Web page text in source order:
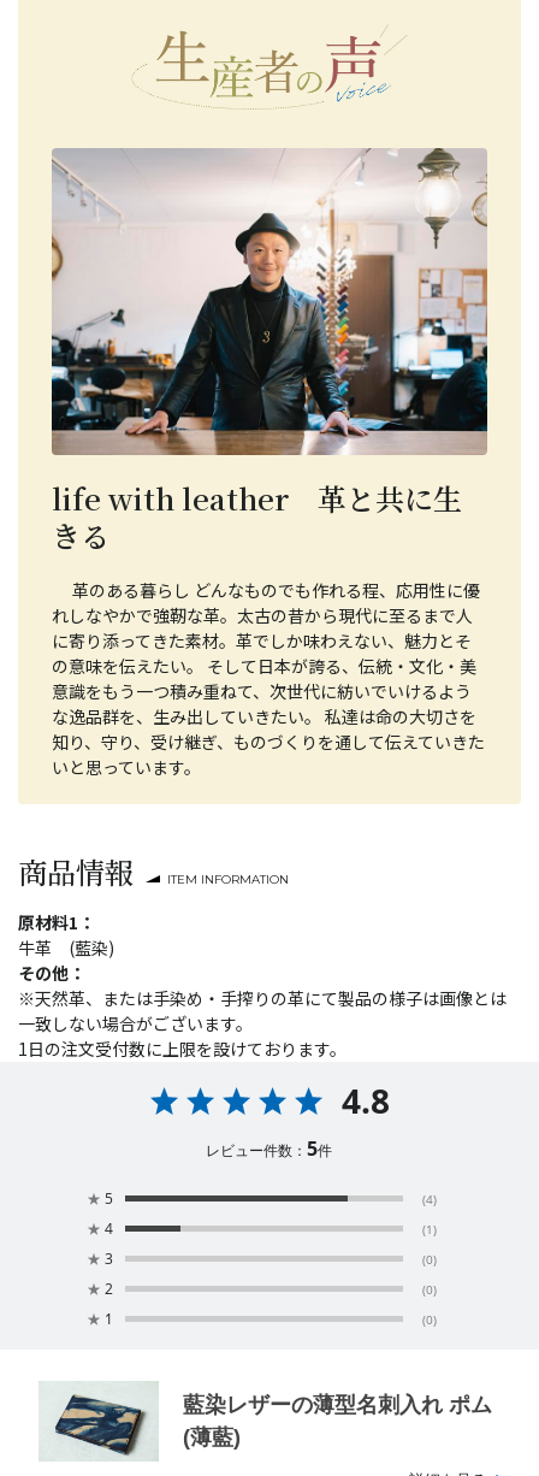
life with leather 革と共に生
きる
革のある暮らし どんなものでも作れる程、応用性に優
れしなやかで強靭な革。太古の昔から現代に至るまで人
に寄り添ってきた素材。革でしか味わえない、魅力とそ
の意味を伝えたい。 そして日本が誇る、伝統・文化・美
意識をもう一つ積み重ねて、次世代に紡いでいけるよう
な逸品群を、生み出していきたい。 私達は命の大切さを
知り、守り、受け継ぎ、ものづくりを通して伝えていきた
いと思っています。
商品情報 ITEM INFORMATION
原材料1：
牛革 (藍染)
その他：
※天然革、または手染め・手搾りの革にて製品の様子は画像とは
一致しない場合がございます。
1日の注文受付数に上限を設けております。
4.8
レビュー件数：5件
★ 5 (4)
★ 4 (1)
★ 3 (0)
★ 2 (0)
★ 1 (0)
藍染レザーの薄型名刺入れ ポム
(薄藍)